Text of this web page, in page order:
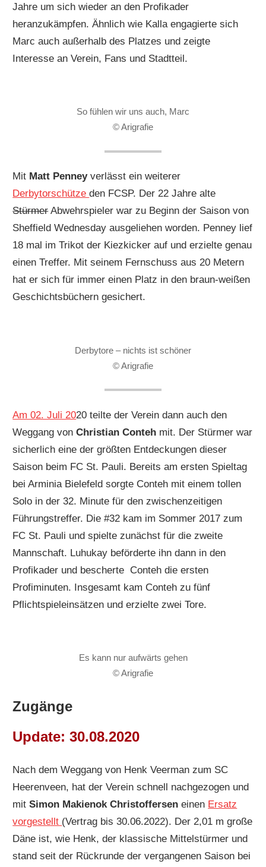
Jahre um sich wieder an den Profikader
heranzukämpfen. Ähnlich wie Kalla engagierte sich
Marc auch außerhalb des Platzes und zeigte
Interesse an Verein, Fans und Stadtteil.
So fühlen wir uns auch, Marc
© Arigrafie
Mit Matt Penneyverlässt ein weiterer
Derbytorschützeden FCSP. Der 22 Jahre alte
StürmerAbwehrspieler war zu Beginn der Saison von
Sheffield Wednesday ausgeliehen worden. Penney lief
18 mal im Trikot der Kiezkicker auf und erzielte genau
einen Treffer. Mit seinem Fernschuss aus 20 Metern
hat er sich für immer einen Platz in den braun-weißen
Geschichtsbüchern gesichert.
Derbytore – nichts ist schöner
© Arigrafie
Am 02. Juli 2020 teilte der Verein dann auch den
Weggang vonChristian Conteh mit. Der Stürmer war
sicherlich eine der größten Entdeckungen dieser
Saison beim FC St. Pauli. Bereits am ersten Spieltag
bei Arminia Bielefeld sorgte Conteh mit einem tollen
Solo in der 32. Minute für den zwischenzeitigen
Führungstreffer. Die #32 kam im Sommer 2017 zum
FC St. Pauli und spielte zunächst für die zweite
Mannschaft. Luhukay beförderte ihn dann in den
Profikader und bescherte Conteh die ersten
Profiminuten. Insgesamt kam Conteh zu fünf
Pflichtspieleinsätzen und erzielte zwei Tore.
Es kann nur aufwärts gehen
© Arigrafie
Zugänge
Update: 30.08.2020
Nach dem Weggang von Henk Veerman zum SC
Heerenveen, hat der Verein schnell nachgezogen und
mitSimon Makienok Christoffersen einen Ersatz
vorgestellt (Vertrag bis 30.06.2022). Der 2,01 m große
Däne ist, wie Henk, der klassische Mittelstürmer und
stand seit der Rückrunde der vergangenen Saison bei